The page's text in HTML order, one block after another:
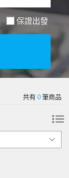
保證出發
共有0筆商品